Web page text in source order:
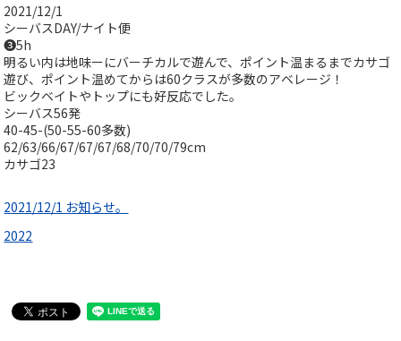
2021/12/1
シーバスDAY/ナイト便
❸5h
明るい内は地味ーにバーチカルで遊んで、ポイント温まるまでカサゴ
遊び、ポイント温めてからは60クラスが多数のアベレージ！
ビックベイトやトップにも好反応でした。
シーバス56発
40-45-(50-55-60多数)
62/63/66/67/67/67/68/70/70/79cm
カサゴ23
2021/12/1 お知らせ。
2022